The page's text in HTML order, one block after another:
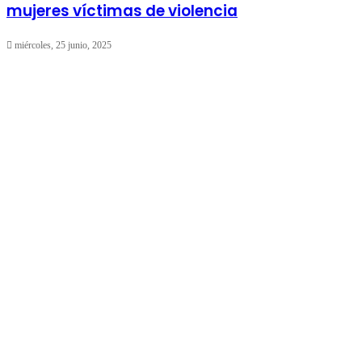
mujeres víctimas de violencia
miércoles, 25 junio, 2025